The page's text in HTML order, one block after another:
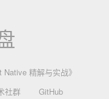
Native 精解与实战》
社群
GitHub